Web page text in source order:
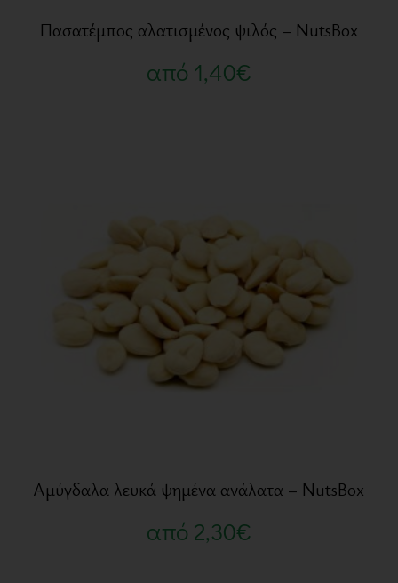
Πασατέμπος αλατισμένος ψιλός – NutsBox
από 1,40€
Αμύγδαλα λευκά ψημένα ανάλατα – NutsBox
από 2,30€